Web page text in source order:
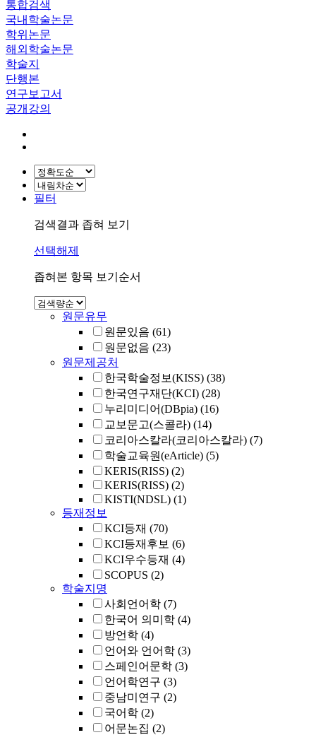
통합검색
국내학술논문
학위논문
해외학술논문
학술지
단행본
연구보고서
공개강의
필터
검색결과 좁혀 보기
선택해제
좁혀본 항목 보기순서
원문유무
원문있음 (61)
원문없음 (23)
원문제공처
한국학술정보(KISS) (38)
한국연구재단(KCI) (28)
누리미디어(DBpia) (16)
교보문고(스콜라) (14)
코리아스칼라(코리아스칼라) (7)
학술교육원(eArticle) (5)
KERIS(RISS) (2)
KERIS(RISS) (2)
KISTI(NDSL) (1)
등재정보
KCI등재 (70)
KCI등재후보 (6)
KCI우수등재 (4)
SCOPUS (2)
학술지명
사회언어학 (7)
한국어 의미학 (4)
방언학 (4)
언어와 언어학 (3)
스페인어문학 (3)
언어학연구 (3)
중남미연구 (2)
국어학 (2)
어문논집 (2)